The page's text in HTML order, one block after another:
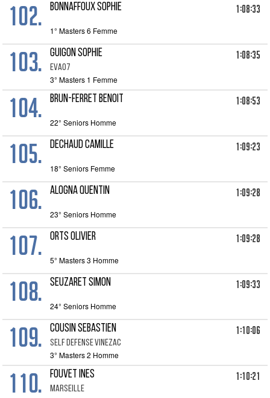
102. BONNAFFOUX Sophie 1:08:33
1° Masters 6 Femme
103. GUIGON Sophie
EVA07
1:08:35
3° Masters 1 Femme
104. BRUN-FERRET Benoit 1:08:53
22° Seniors Homme
105. DECHAUD Camille 1:09:23
18° Seniors Femme
106. ALOGNA QUENTIN 1:09:28
23° Seniors Homme
107. ORTS Olivier 1:09:28
5° Masters 3 Homme
108. SEUZARET Simon 1:09:33
24° Seniors Homme
109. COUSIN Sebastien
SELF DEFENSE VINEZAC
1:10:06
3° Masters 2 Homme
110. FOUVET Ines
MARSEILLE
1:10:21